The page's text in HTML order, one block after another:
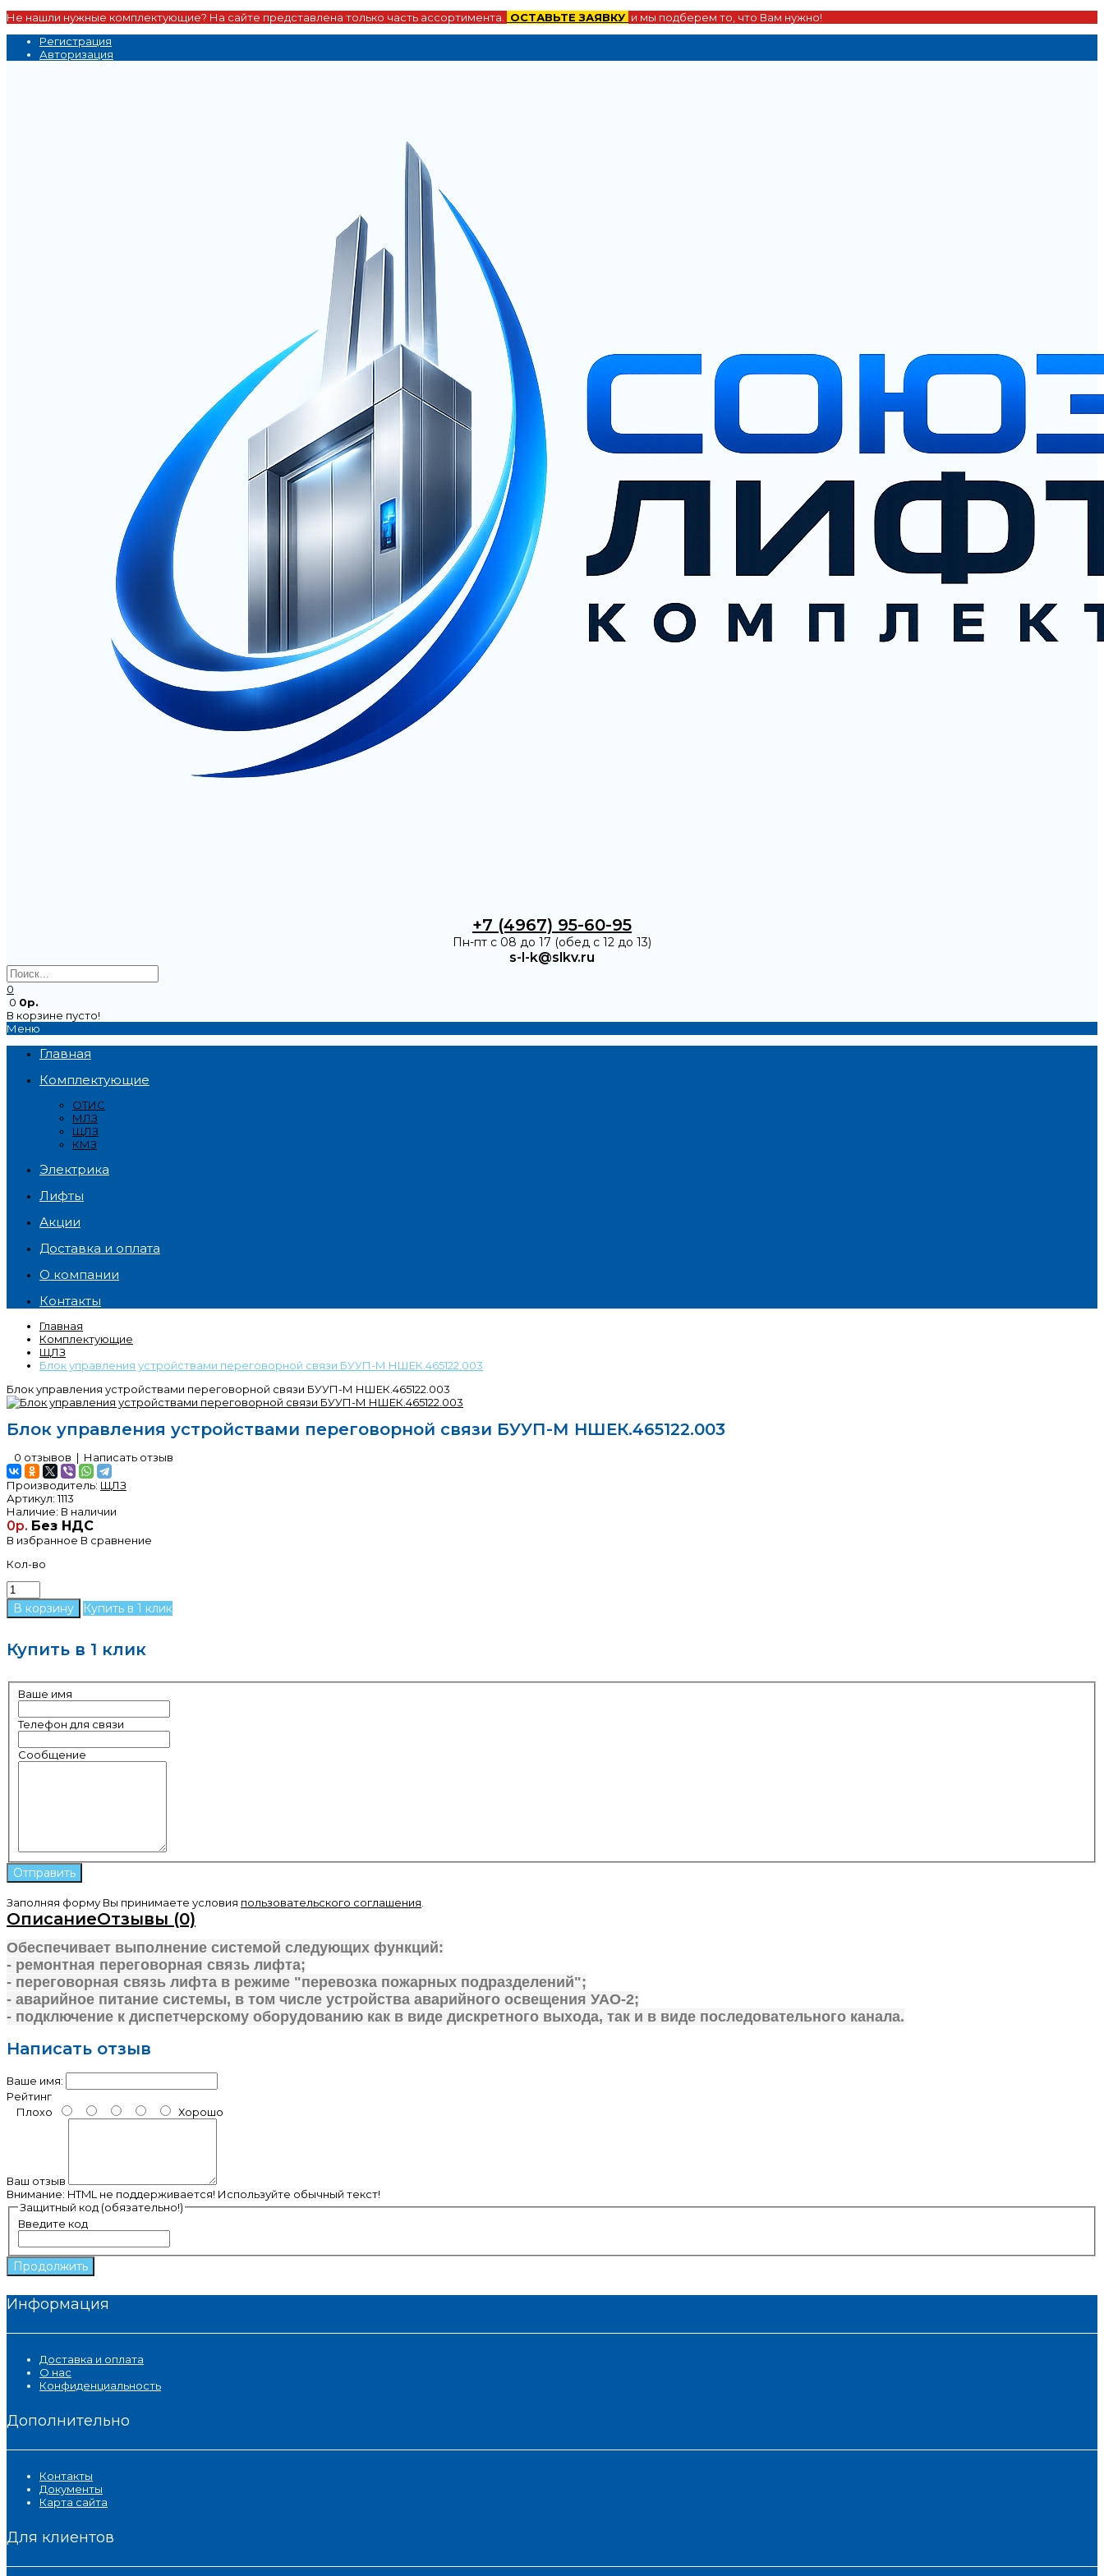
Не нашли нужные комплектующие? На сайте представлена только часть ассортимента. ОСТАВЬТЕ ЗАЯВКУ и мы подберем то, что Вам нужно!
Регистрация
Авторизация
+7 (4967) 95-60-95
Пн-пт с 08 до 17 (обед с 12 до 13)
s-l-k@slkv.ru
0
0 0р.
В корзине пусто!
Меню
Главная
Комплектующие
ОТИС
МЛЗ
ЩЛЗ
КМЗ
Электрика
Лифты
Акции
Доставка и оплата
О компании
Контакты
Главная
Комплектующие
ЩЛЗ
Блок управления устройствами переговорной связи БУУП-М НШЕК.465122.003
Блок управления устройствами переговорной связи БУУП-М НШЕК.465122.003
Блок управления устройствами переговорной связи БУУП-М НШЕК.465122.003
0 отзывов | Написать отзыв
Производитель: ЩЛЗ
Артикул:1113
Наличие: В наличии
0р. Без НДС
В избранное В сравнение
Кол-во
Купить в 1 клик
Купить в 1 клик
Ваше имя
Телефон для связи
Сообщение
Заполняя форму Вы принимаете условия пользовательского соглашения
ОписаниеОтзывы (0)
Обеспечивает выполнение системой следующих функций:
- ремонтная переговорная связь лифта;
- переговорная связь лифта в режиме "перевозка пожарных подразделений";
- аварийное питание системы, в том числе устройства аварийного освещения УАО-2;
- подключение к диспетчерскому оборудованию как в виде дискретного выхода, так и в виде последовательного канала.
Написать отзыв
Ваше имя:
Рейтинг
Плохо
Хорошо
Ваш отзыв
Внимание: HTML не поддерживается! Используйте обычный текст!
Защитный код (обязательно!)
Введите код
Продолжить
Информация
Доставка и оплата
О нас
Конфиденциальность
Дополнительно
Контакты
Документы
Карта сайта
Для клиентов